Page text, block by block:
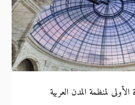
في الشوط وحصد اللقب للمرة
في إنجاز كبير لسباقات الخيل
بشكل خاص، وحضر مراسم
الأولى لمنظمة المدن العربية